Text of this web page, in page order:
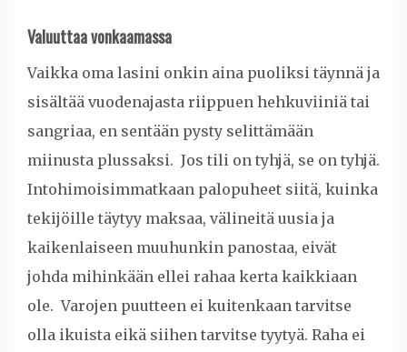
Valuuttaa vonkaamassa
Vaikka oma lasini onkin aina puoliksi täynnä ja
sisältää vuodenajasta riippuen hehkuviiniä tai
sangriaa, en sentään pysty selittämään
miinusta plussaksi. Jos tili on tyhjä, se on tyhjä.
Intohimoisimmatkaan palopuheet siitä, kuinka
tekijöille täytyy maksaa, välineitä uusia ja
kaikenlaiseen muuhunkin panostaa, eivät
johda mihinkään ellei rahaa kerta kaikkiaan
ole. Varojen puutteen ei kuitenkaan tarvitse
olla ikuista eikä siihen tarvitse tyytyä. Raha ei